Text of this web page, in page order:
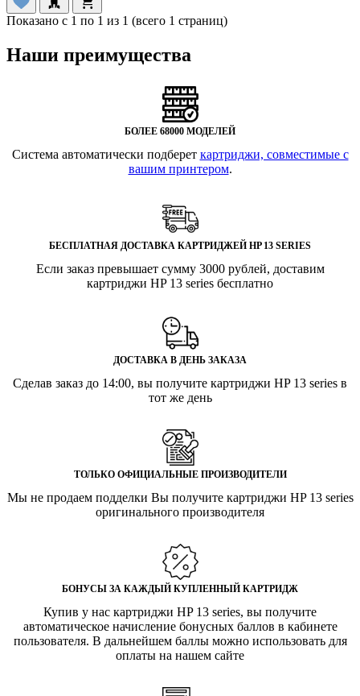
Показано с 1 по 1 из 1 (всего 1 страниц)
Наши преимущества
БОЛЕЕ 68000 МОДЕЛЕЙ
Система автоматически подберет картриджи, совместимые с
вашим принтером.
БЕСПЛАТНАЯ ДОСТАВКА КАРТРИДЖЕЙ HP 13 SERIES
Если заказ превышает сумму 3000 рублей, доставим
картриджи HP 13 series бесплатно
ДОСТАВКА В ДЕНЬ ЗАКАЗА
Сделав заказ до 14:00, вы получите картриджи HP 13 series в
тот же день
ТОЛЬКО ОФИЦИАЛЬНЫЕ ПРОИЗВОДИТЕЛИ
Мы не продаем подделки Вы получите картриджи HP 13 series
оригинального производителя
БОНУСЫ ЗА КАЖДЫЙ КУПЛЕННЫЙ КАРТРИДЖ
Купив у нас картриджи HP 13 series, вы получите
автоматическое начисление бонусных баллов в кабинете
пользователя. В дальнейшем баллы можно использовать для
оплаты на нашем сайте